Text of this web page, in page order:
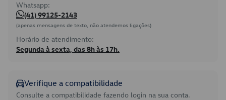
Whatsapp:
(41) 99125-2143
(apenas mensagens de texto, não atendemos ligações)
Horário de atendimento:
Segunda à sexta, das 8h às 17h.
Verifique a compatibilidade
Consulte a compatibilidade fazendo login na sua conta.